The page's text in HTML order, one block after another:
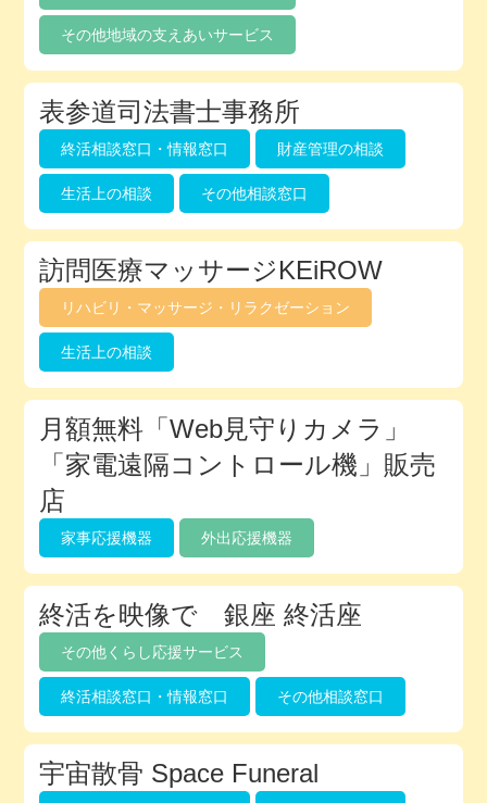
その他地域の支えあいサービス
表参道司法書士事務所
終活相談窓口・情報窓口 財産管理の相談
生活上の相談 その他相談窓口
訪問医療マッサージKEiROW
リハビリ・マッサージ・リラクゼーション
生活上の相談
月額無料「Web見守りカメラ」
「家電遠隔コントロール機」販売
店
家事応援機器 外出応援機器
終活を映像で 銀座 終活座
その他くらし応援サービス
終活相談窓口・情報窓口 その他相談窓口
宇宙散骨 Space Funeral